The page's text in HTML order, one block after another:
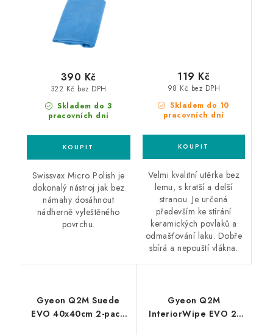
Skladem do 3
pracovních dní
322 Kč bez DPH
390 Kč
Swissvax Micro Polish je
dokonalý nástroj jak bez
námahy dosáhnout
nádherně vyleštěného
povrchu.
Skladem do 10
pracovních dní
98 Kč bez DPH
119 Kč
Velmi kvalitní utěrka bez
lemu, s kratší a delší
stranou. Je určená
především ke stírání
keramických povlaků a
odmašťování laku. Dobře
sbírá a nepouští vlákna.
Gyeon Q2M Suede
EVO 40x40cm 2-pack
Gyeon Q2M
InteriorWipe EVO 2-